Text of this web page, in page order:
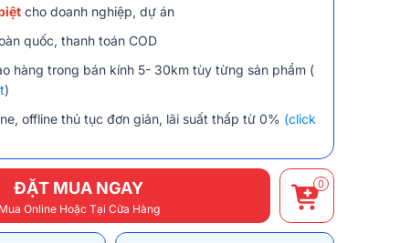
cho doanh nghiệp, dự án
quốc, thanh toán COD
hàng trong bán kính 5- 30km tùy từng sản phẩm (
)
offline thủ tục đơn giản, lãi suất thấp từ 0% (click
ĐẶT MUA NGAY
Mua Online Hoặc Tại Cửa Hàng
0